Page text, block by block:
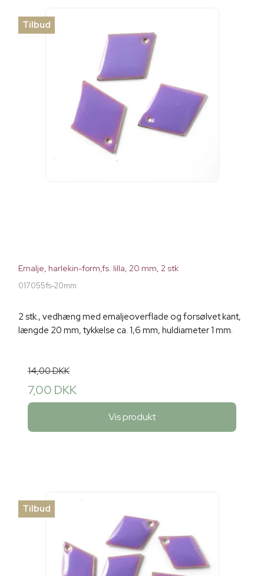
Tilbud
Emalje, harlekin-form,fs. lilla, 20 mm, 2 stk
017055fs-20mm
2 stk., vedhæng med emaljeoverflade og forsølvet kant,
længde 20 mm, tykkelse ca. 1,6 mm, huldiameter 1 mm.
14,00 DKK
7,00 DKK
Vis produkt
Tilbud